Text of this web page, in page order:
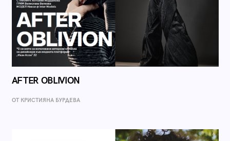
AFTER OBLIVION
ОТ КРИСТИЯНА БУРДЕВА